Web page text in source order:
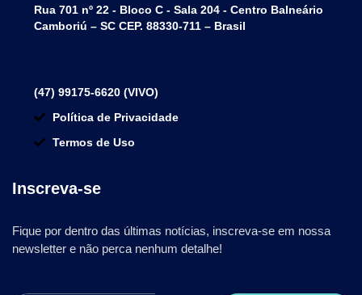
Rua 701 nº 22 - Bloco C - Sala 204 - Centro Balneário
Camboriú – SC CEP. 88330-711 – Brasil
(47) 99175-6620 (VIVO)
Política de Privacidade
Termos de Uso
Inscreva-se
Fique por dentro das últimas notícias, inscreva-se em nossa
newsletter e não perca nenhum detalhe!